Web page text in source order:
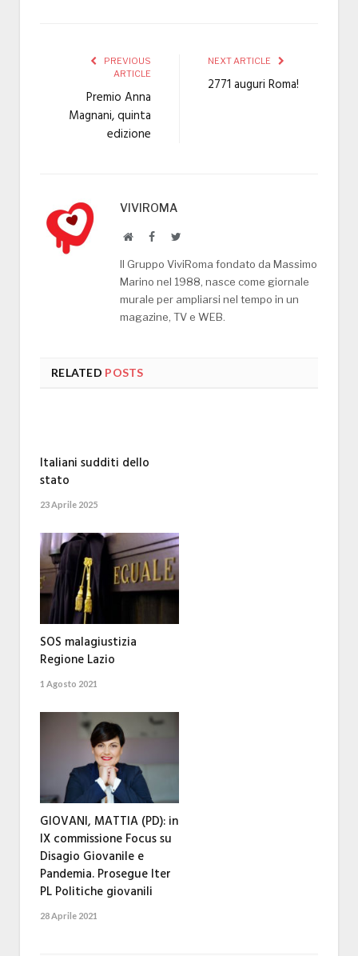
PREVIOUS
ARTICLE
Premio Anna
Magnani, quinta
edizione
NEXT ARTICLE
2771 auguri Roma!
VIVIROMA
WebsiteFacebookTwitter
Il Gruppo ViviRoma fondato da Massimo
Marino nel 1988, nasce come giornale
murale per ampliarsi nel tempo in un
magazine, TV e WEB.
RELATED POSTS
Italiani sudditi dello
stato
23 Aprile 2025
SOS malagiustizia
Regione Lazio
1 Agosto 2021
GIOVANI, MATTIA (PD): in
IX commissione Focus su
Disagio Giovanile e
Pandemia. Prosegue Iter
PL Politiche giovanili
28 Aprile 2021